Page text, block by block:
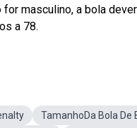
masculino, a bola
a 78.
TamanhoDa Bola De